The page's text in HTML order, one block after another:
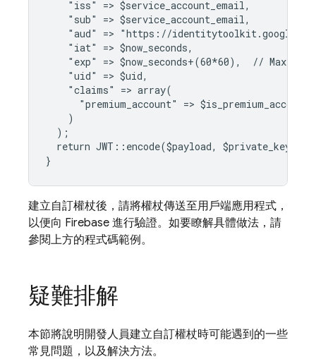
    "iss" => $service_account_email,
    "sub" => $service_account_email,
"aud" => "https://
    "iat" => $now_seconds,
"exp" => $now_seconds+(60*60),  // Maximum
    "uid" => $uid,
    "claims" => array(
      "premium_account" => $is_premium_account
    )
  );
return JWT::encode($payload, $private_key,
}
建立自訂權杖後，請將權杖傳送至用戶端應用程式，
以便向 Firebase 進行驗證。如要瞭解具體做法，請
參閱上方的程式碼範例。
疑難排解
本節將說明開發人員建立自訂權杖時可能遇到的一些
常見問題，以及解決方法。